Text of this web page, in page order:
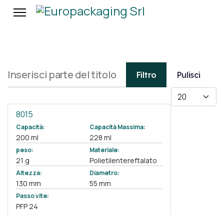
Filtro Pulisci
Visualizza #
8015
Capacità:
200 ml
Capacità Massima:
228 ml
peso:
21 g
Materiale:
Polietilentereftalato
Altezza:
130 mm
Diametro:
55 mm
Passo vite:
PFP 24